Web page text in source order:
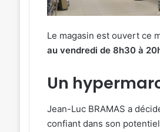
Le magasin est ouvert ce
au vendredi de 8h30 à
Un
Jean-Luc BRAMAS a
confiant dans son